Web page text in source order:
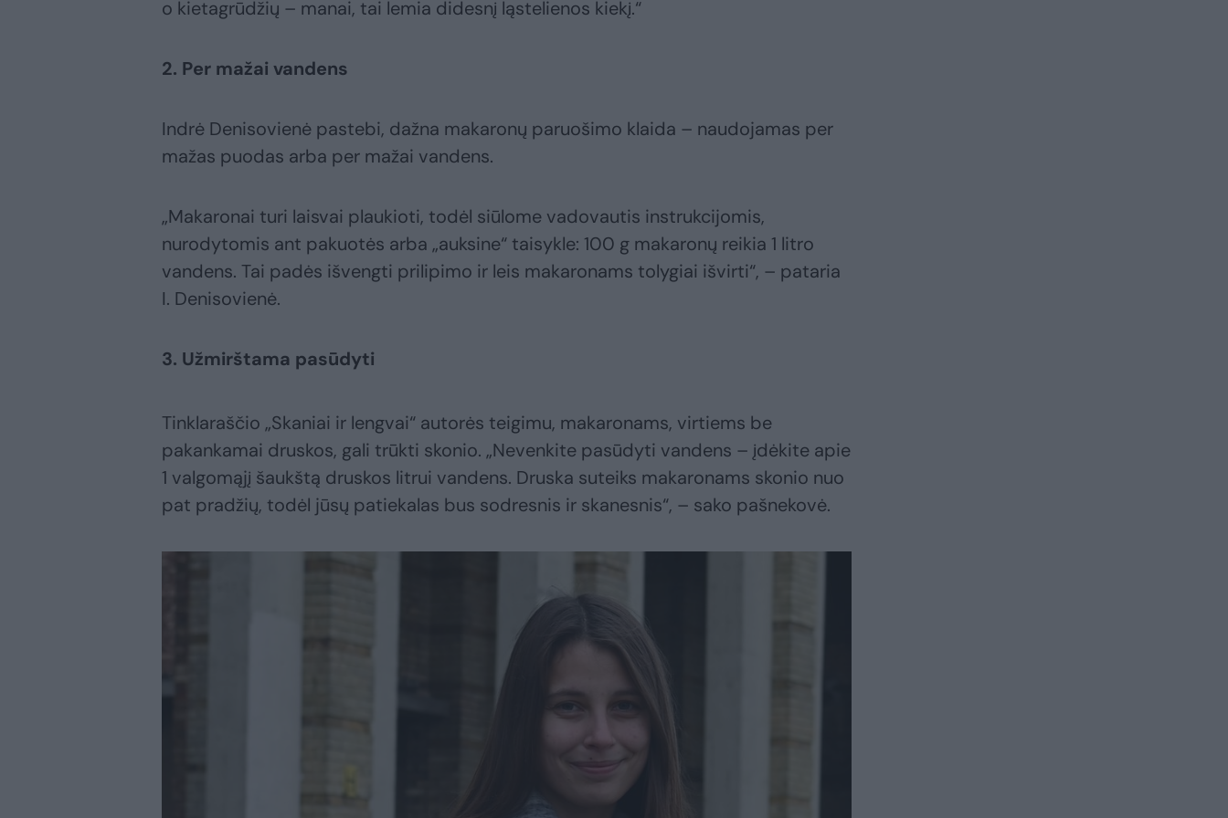
o kietagrūdžių – manai, tai lemia didesnį ląstelienos kiekį.“
2. Per mažai vandens
Indrė Denisovienė pastebi, dažna makaronų paruošimo klaida – naudojamas per
mažas puodas arba per mažai vandens.
„Makaronai turi laisvai plaukioti, todėl siūlome vadovautis instrukcijomis,
nurodytomis ant pakuotės arba „auksine“ taisykle: 100 g makaronų reikia 1 litro
vandens. Tai padės išvengti prilipimo ir leis makaronams tolygiai išvirti“, – pataria
I. Denisovienė.
3. Užmirštama pasūdyti
Tinklaraščio „Skaniai ir lengvai“ autorės teigimu, makaronams, virtiems be
pakankamai druskos, gali trūkti skonio. „Nevenkite pasūdyti vandens – įdėkite apie
1 valgomąjį šaukštą druskos litrui vandens. Druska suteiks makaronams skonio nuo
pat pradžių, todėl jūsų patiekalas bus sodresnis ir skanesnis“, – sako pašnekovė.